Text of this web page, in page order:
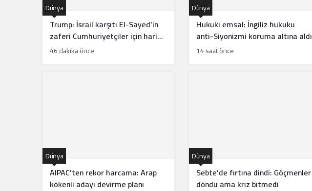
Trump: İsrail karşıtı El-Sayed’in
zaferi Cumhuriyetçiler için harika
haber
Dünya
46 dakika önce
Hukuki emsal: İngiliz hukuku
anti-Siyonizmi koruma altına aldı
Dünya
14 saat önce
AIPAC’ten rekor harcama: Arap
kökenli adayı devirme planı
Dünya
Sebte’de fırtına dindi: Göçmenler
döndü ama kriz bitmedi
Dünya